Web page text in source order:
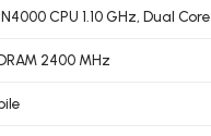
CPU 1.10 GHz, Dual Core
2400 MHz